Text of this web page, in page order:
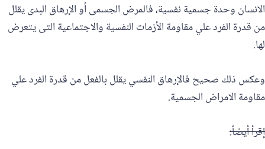
الانسان وحدة جسمية نفسية، فالمرض الجسمى أو الإرهاق البدى يقلل
من قدرة الفرد علي مقاومة الأزمات النفسية والاجتماعية التى يتعرض
لها.
وعكس ذلك صحيح فالإرهاق النفسي يقلل بالفعل من قدرة الفرد علي
مقاومة الامراض الجسمية.
إقرأ أيضاً: